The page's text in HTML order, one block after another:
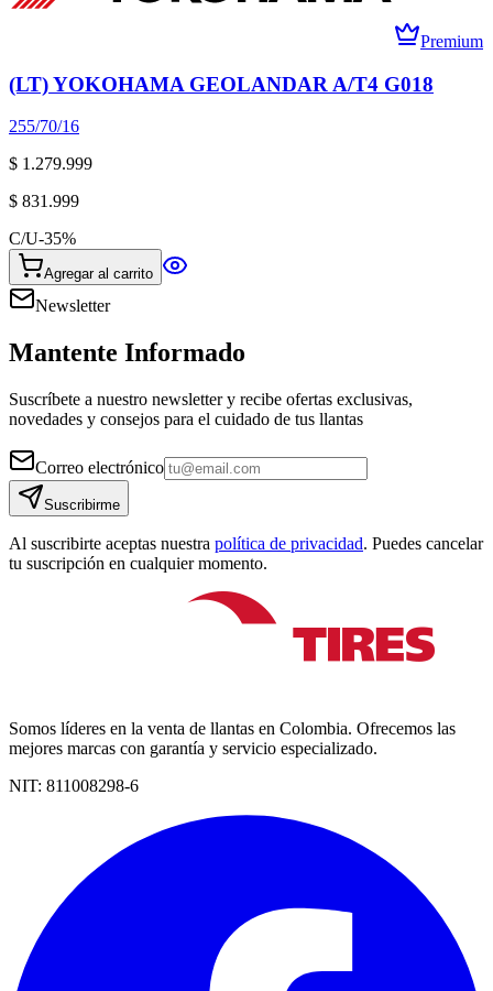
Premium
(LT) YOKOHAMA GEOLANDAR A/T4 G018
255/70/16
$ 1.279.999
$ 831.999
C/U-35%
Agregar al carrito
Newsletter
Mantente Informado
Suscríbete a nuestro newsletter y recibe ofertas exclusivas,
novedades y consejos para el cuidado de tus llantas
Correo electrónico
Suscribirme
Al suscribirte aceptas nuestra política de privacidad. Puedes cancelar
tu suscripción en cualquier momento.
Somos líderes en la venta de llantas en Colombia. Ofrecemos las
mejores marcas con garantía y servicio especializado.
NIT: 811008298-6